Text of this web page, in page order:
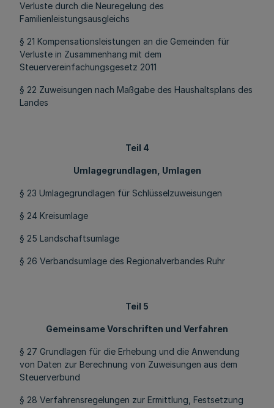
Verluste durch die Neuregelung des
Familienleistungsausgleichs
§ 21 Kompensationsleistungen an die Gemeinden für
Verluste in Zusammenhang mit dem
Steuervereinfachungsgesetz 2011
§ 22 Zuweisungen nach Maßgabe des Haushaltsplans des
Landes
Teil 4
Umlagegrundlagen, Umlagen
§ 23 Umlagegrundlagen für Schlüsselzuweisungen
§ 24 Kreisumlage
§ 25 Landschaftsumlage
§ 26 Verbandsumlage des Regionalverbandes Ruhr
Teil 5
Gemeinsame Vorschriften und Verfahren
§ 27 Grundlagen für die Erhebung und die Anwendung
von Daten zur Berechnung von Zuweisungen aus dem
Steuerverbund
§ 28 Verfahrensregelungen zur Ermittlung, Festsetzung